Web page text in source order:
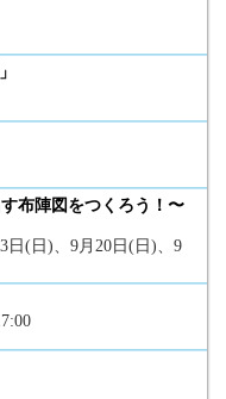
布陣図をつくろう！〜
日(日)、9月20日(日)、9